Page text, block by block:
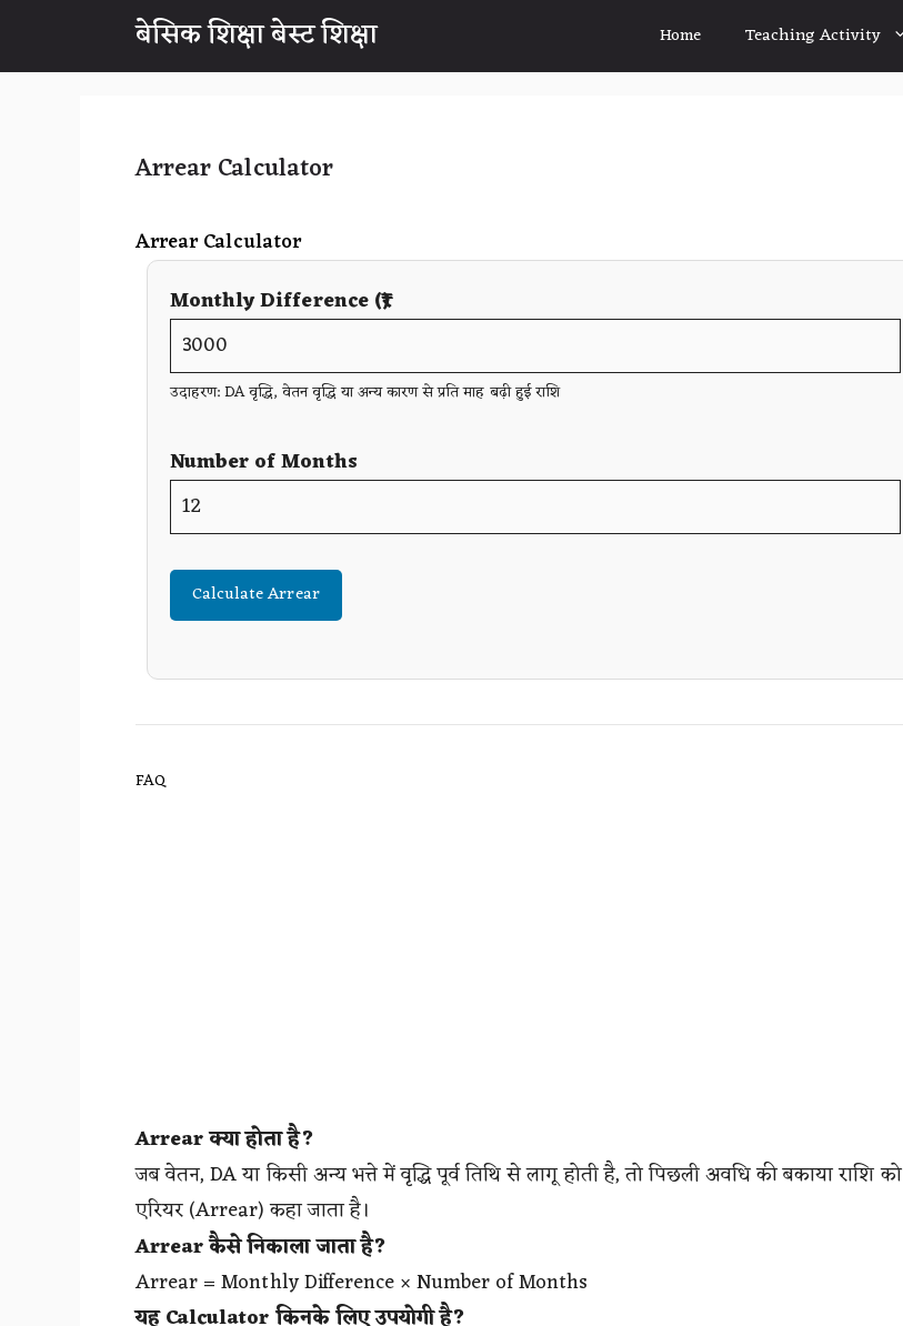
बेसिक शिक्षा बेस्ट शिक्षा Home Teaching Activity
Arrear Calculator
Arrear Calculator
Monthly Difference (₹)
उदाहरण: DA वृद्धि, वेतन वृद्धि या अन्य कारण से प्रति माह बढ़ी हुई राशि
Number of Months
Calculate Arrear
FAQ
Arrear क्या होता है?
जब वेतन, DA या किसी अन्य भत्ते में वृद्धि पूर्व तिथि से लागू होती है, तो पिछली अवधि की बकाया राशि को
एरियर (Arrear) कहा जाता है।
Arrear कैसे निकाला जाता है?
Arrear = Monthly Difference × Number of Months
यह Calculator किनके लिए उपयोगी है?